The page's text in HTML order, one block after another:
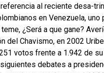
al reciente desa-
en Venezuela,
¿Será a que gane?
del Chavismo, en 2002
votos frente a 1.942 de
debates a